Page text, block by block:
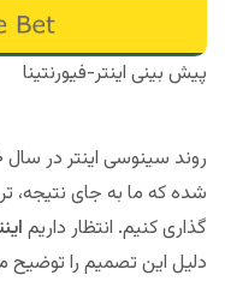
پیش بینی اینتر-فیورنتینا
شده که ما به جای نتیجه،
گذاری کنیم. انتظار داریم
دلیل این تصمیم را